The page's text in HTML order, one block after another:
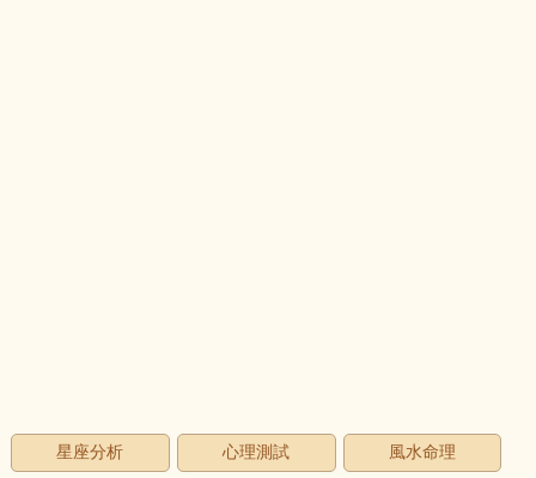
星座分析 心理測試 風水命理